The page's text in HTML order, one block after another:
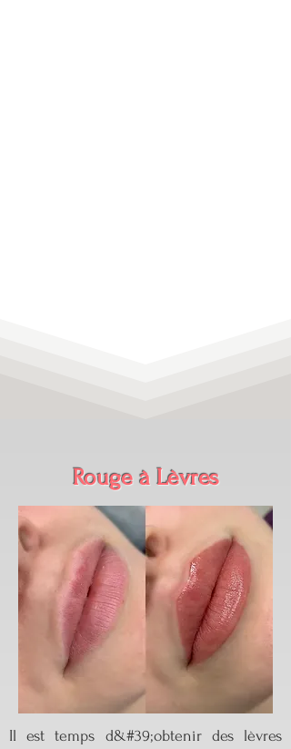
Rouge à Lèvres
Il est temps d&#39;obtenir des lèvres